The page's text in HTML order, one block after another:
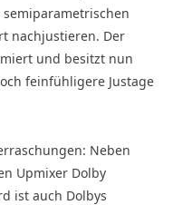
nachjustieren. Der
und besitzt nun
feinfühligere Justage
Neben
Upmixer Dolby
ist auch Dolbys